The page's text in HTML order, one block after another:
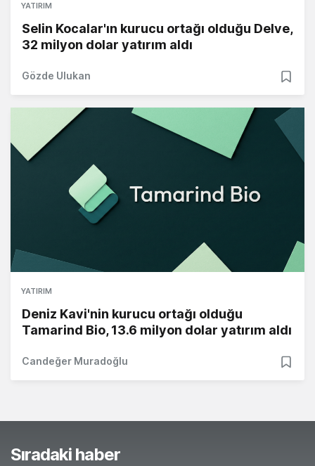
YATIRIM
Selin Kocalar'ın kurucu ortağı olduğu Delve,
32 milyon dolar yatırım aldı
Gözde Ulukan
YATIRIM
Deniz Kavi'nin kurucu ortağı olduğu
Tamarind Bio, 13.6 milyon dolar yatırım aldı
Candeğer Muradoğlu
Sıradaki haber